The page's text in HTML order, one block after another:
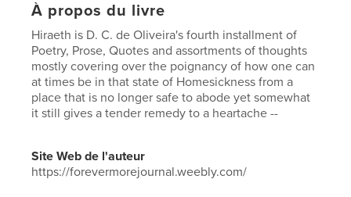
À propos du livre
Hiraeth is D. C. de Oliveira's fourth installment of
Poetry, Prose, Quotes and assortments of thoughts
mostly covering over the poignancy of how one can
at times be in that state of Homesickness from a
place that is no longer safe to abode yet somewhat
it still gives a tender remedy to a heartache --
Site Web de l'auteur
https://forevermorejournal.weebly.com/